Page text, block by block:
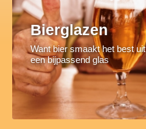
Bierglazen
Want bier smaakt het best uit
een bijpassend glas